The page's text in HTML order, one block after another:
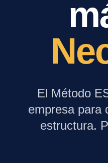
El Método
empresa para
estructura.